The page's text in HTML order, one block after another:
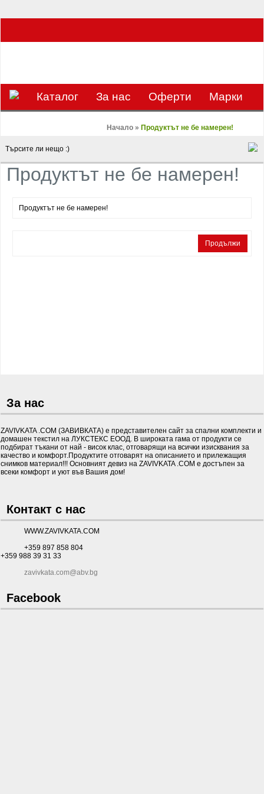
Каталог За нас Оферти Mарки
Начало » Продуктът не бе намерен!
Продуктът не бе намерен!
Продуктът не бе намерен!
Продължи
За нас
ZAVIVKATA .COM (ЗАВИВКАТА) е представителен сайт за спални комплекти и
домашен текстил на ЛУКСТЕКС ЕООД. В широката гама от продукти се
подбират тъкани от най - висок клас, отговарящи на всички изисквания за
качество и комфорт.Продуктите отговарят на описанието и прилежащия
снимков материал!!! Основният девиз на ZAVIVKATA .COM е достъпен за
всеки комфорт и уют във Вашия дом!
Контакт с нас
WWW.ZAVIVKATA.COM
+359 897 858 804
+359 988 39 31 33
zavivkata.com@abv.bg
Facebook